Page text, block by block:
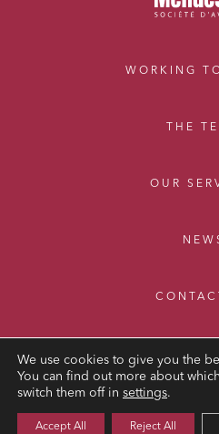
WORKING
THE
OUR
LEGAL
We use cookies to give you the
You can find out more about
switch them off in settings.
Accept All Reject All